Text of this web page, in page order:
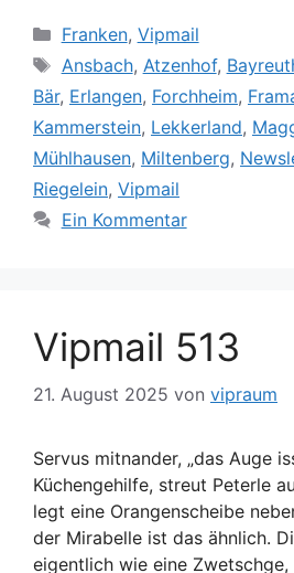
Kategorien
Franken, Vipmail
Schlagwörter
Ansbach, Atzenhof,
Bär, Erlangen, Forchheim,
Kammerstein, Lekkerland,
Mühlhausen, Miltenberg,
Riegelein, Vipmail
Ein Kommentar
Vipmail 513
21. August 2025 von vipraum
Servus mitnander, „das Auge
Küchengehilfe, streut Peterle
legt eine Orangenscheibe
der Mirabelle ist das ähnlich.
eigentlich wie eine